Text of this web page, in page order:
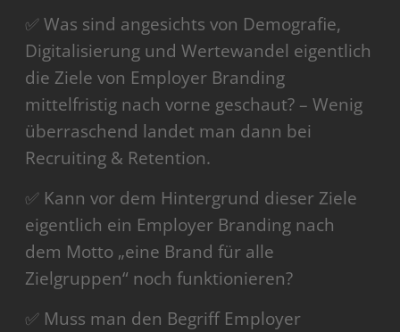
✅ Was sind angesichts von Demografie,
Digitalisierung und Wertewandel eigentlich
die Ziele von Employer Branding
mittelfristig nach vorne geschaut? – Wenig
überraschend landet man dann bei
Recruiting & Retention.
✅ Kann vor dem Hintergrund dieser Ziele
eigentlich ein Employer Branding nach
dem Motto „eine Brand für alle
Zielgruppen“ noch funktionieren?
✅ Muss man den Begriff Employer